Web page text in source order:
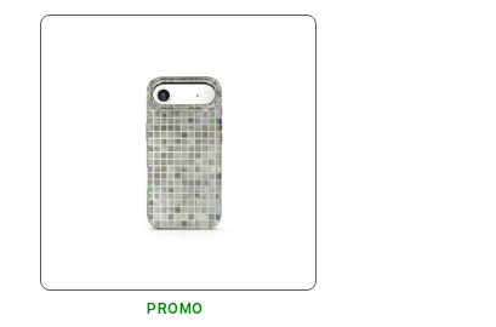
PROMO